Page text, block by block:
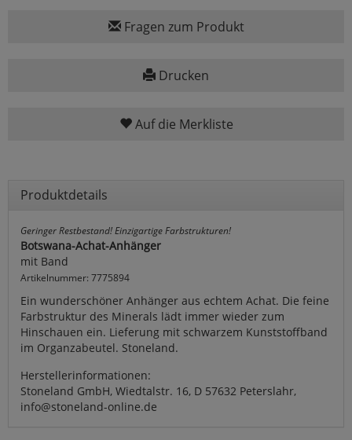
Fragen zum Produkt
Drucken
Auf die Merkliste
Produktdetails
Geringer Restbestand! Einzigartige Farbstrukturen!
Botswana-Achat-Anhänger
mit Band
Artikelnummer: 7775894
Ein wunderschöner Anhänger aus echtem Achat. Die feine
Farbstruktur des Minerals lädt immer wieder zum
Hinschauen ein. Lieferung mit schwarzem Kunststoffband
im Organzabeutel. Stoneland.
Herstellerinformationen:
Stoneland GmbH, Wiedtalstr. 16, D 57632 Peterslahr,
info@stoneland-online.de